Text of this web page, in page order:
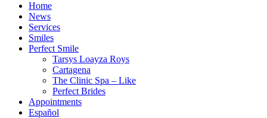
Home
News
Services
Smiles
Perfect Smile
Tarsys Loayza Roys
Cartagena
The Clinic Spa – Like
Perfect Brides
Appointments
Español